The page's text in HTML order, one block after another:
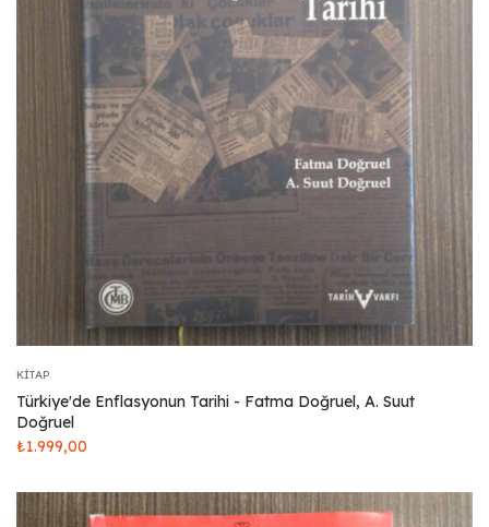
KITAP
Türkiye'de Enflasyonun Tarihi - Fatma Doğruel, A. Suut
Doğruel
₺1.999,00